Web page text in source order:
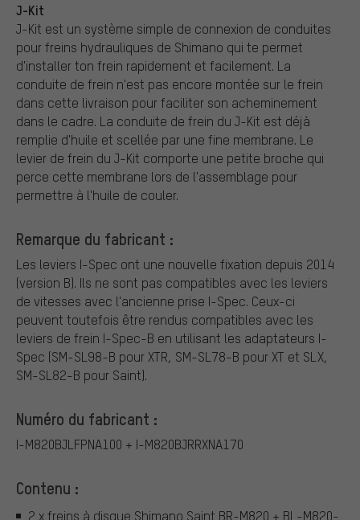
J-Kit
J-Kit est un système simple de connexion de conduites
pour freins hydrauliques de Shimano qui te permet
d'installer ton frein rapidement et facilement. La
conduite de frein n'est pas encore montée sur le frein
dans cette livraison pour faciliter son acheminement
dans le cadre. La conduite de frein du J-Kit est déjà
remplie d'huile et scellée par une fine membrane. Le
levier de frein du J-Kit comporte une petite broche qui
perce cette membrane lors de l'assemblage pour
permettre à l'huile de couler.
Remarque du fabricant :
Les leviers I-Spec ont une nouvelle fixation depuis 2014
(version B). Ils ne sont pas compatibles avec les leviers
de vitesses avec l'ancienne prise I-Spec. Ceux-ci
peuvent toutefois être rendus compatibles avec les
leviers de frein I-Spec-B en utilisant les adaptateurs I-
Spec (SM-SL98-B pour XTR, SM-SL78-B pour XT et SLX,
SM-SL82-B pour Saint).
Numéro du fabricant :
I-M820BJLFPNA100 + I-M820BJRRXNA170
Contenu :
2 x freins à disque Shimano Saint BR-M820 + BL-M820-